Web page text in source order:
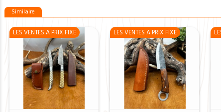
Similaire
LES VENTES A PRIX FIXE LES VENTES A PRIX FIXE